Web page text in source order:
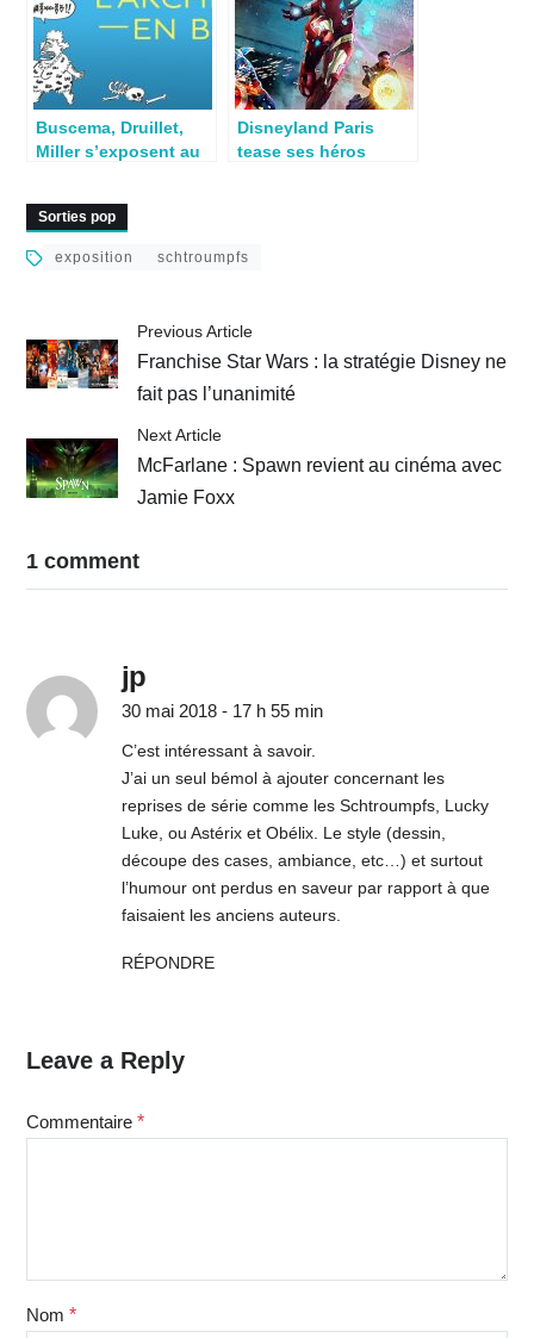
Buscema, Druillet,
Miller s’exposent au
Disneyland Paris
tease ses héros
Sorties pop
exposition schtroumpfs
Previous Article
Franchise Star Wars : la stratégie Disney ne
fait pas l’unanimité
Next Article
McFarlane : Spawn revient au cinéma avec
Jamie Foxx
1 comment
jp
30 mai 2018 - 17 h 55 min
C’est intéressant à savoir.
J’ai un seul bémol à ajouter concernant les
reprises de série comme les Schtroumpfs, Lucky
Luke, ou Astérix et Obélix. Le style (dessin,
découpe des cases, ambiance, etc…) et surtout
l’humour ont perdus en saveur par rapport à que
faisaient les anciens auteurs.
RÉPONDRE
Leave a Reply
Commentaire *
Nom *